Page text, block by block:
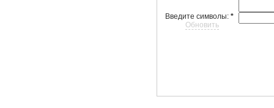
Введите символы:*
Обновить